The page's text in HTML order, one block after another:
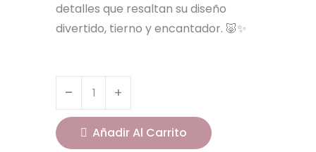
detalles que resaltan su diseño
divertido, tierno y encantador. 🐷✨
Añadir Al Carrito